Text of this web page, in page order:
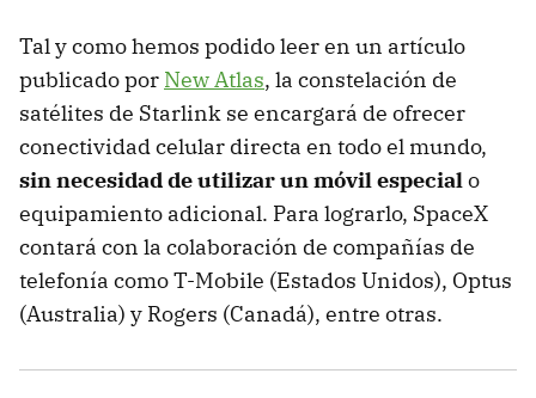
Tal y como hemos podido leer en un artículo
publicado por New Atlas, la constelación de
satélites de Starlink se encargará de ofrecer
conectividad celular directa en todo el mundo,
sin necesidad de utilizar un móvil especialo
equipamiento adicional. Para lograrlo, SpaceX
contará con la colaboración de compañías de
telefonía como T-Mobile (Estados Unidos), Optus
(Australia) y Rogers (Canadá), entre otras.